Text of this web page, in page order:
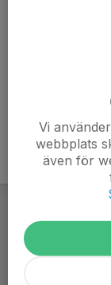
Vi
webbplats
även för